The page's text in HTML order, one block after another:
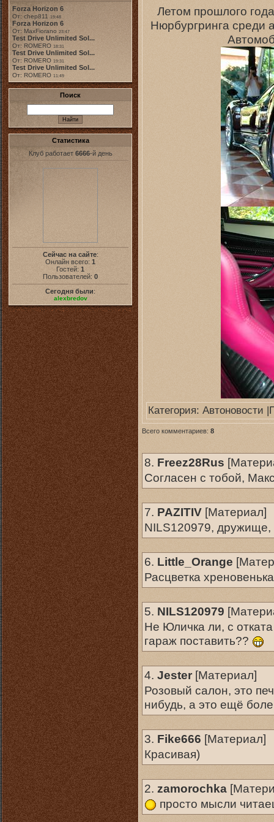
Forza Horizon 6
От: chep811 19:48
Forza Horizon 6
От: MaxFiorano 23:47
Test Drive Unlimited Sol...
От: ROMERO 18:31
Test Drive Unlimited Sol...
От: ROMERO 19:31
Test Drive Unlimited Sol...
От: ROMERO 11:49
Поиск
Статистика
Клуб работает 6666-й день
Сейчас на сайте:
Онлайн всего: 1
Гостей: 1
Пользователей: 0
Сегодня были:
alexbredov
Летом прошлого
Нюрбургринга среди
Категория: Автоновости
Всего комментариев: 8
8. Freez28Rus [
Согласен с тобой,
7. PAZITIV [Материал]
NILS120979,
6. Little_Orange [
Расцветка
5. NILS120979 [
Не Юличка ли, с
гараж поставить??
4. Jester [Материал]
Розовый салон, это
нибудь, а это ещё
3. Fike666 [Материал]
Красивая)
2. zamorochka [
просто мысли